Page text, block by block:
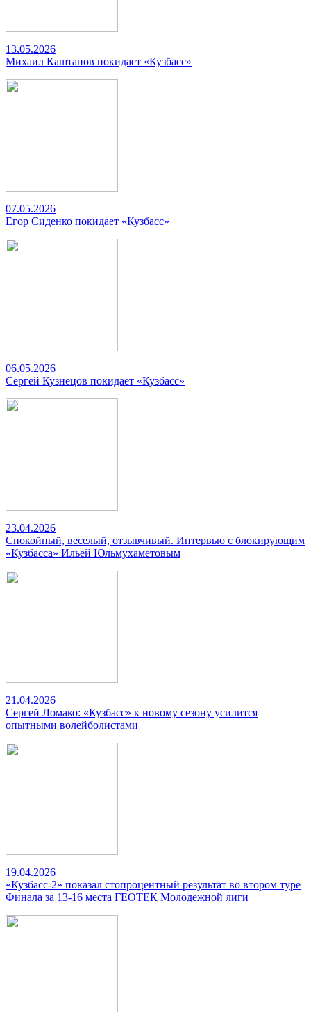
13.05.2026
Михаил Каштанов покидает «Кузбасс»
07.05.2026
Егор Сиденко покидает «Кузбасс»
06.05.2026
Сергей Кузнецов покидает «Кузбасс»
23.04.2026
Спокойный, веселый, отзывчивый. Интервью с блокирующим
«Кузбасса» Ильей Юльмухаметовым
21.04.2026
Сергей Ломако: «Кузбасс» к новому сезону усилится
опытными волейболистами
19.04.2026
«Кузбасс-2» показал стопроцентный результат во втором туре
Финала за 13-16 места ГЕОТЕК Молодежной лиги